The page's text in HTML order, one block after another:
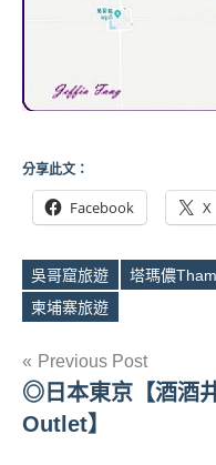
分享此文：
Facebook X
Tags
吳哥窟旅遊 塔瑪儂
柬埔寨旅遊
文
章
Previous Post
◎日本東京【酒酒
Outlet】